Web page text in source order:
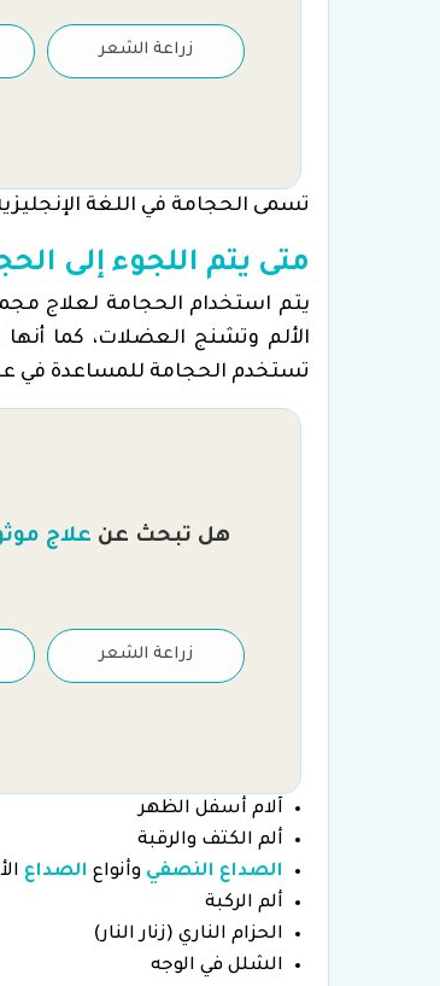
زراعة الشعر
تسمى الحجامة في اللغة
متى يتم اللجوء إلى
يتم استخدام الحجامة لعلاج
الألم وتشنج العضلات، كما
تستخدم الحجامة للمساعدة في
هل تبحث عن علاج
زراعة الشعر
آلام أسفل الظهر
ألم الكتف والرقبة
الصداع النصفي وأنواع الصداع
ألم الركبة
الحزام الناري (زنار النار)
الشلل في الوجه